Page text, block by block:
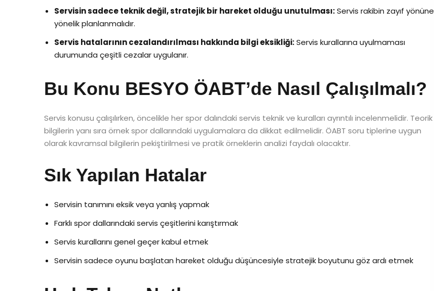
Servisin sadece teknik değil, stratejik bir hareket olduğu unutulması:Servis rakibin zayıf yönüne
yönelik planlanmalıdır.
Servis hatalarının cezalandırılması hakkında bilgi eksikliği:Servis kurallarına uyulmaması
durumunda çeşitli cezalar uygulanır.
Bu Konu BESYO ÖABT’de Nasıl Çalışılmalı?
Servis konusu çalışılırken, öncelikle her spor dalındaki servis teknik ve kuralları ayrıntılı incelenmelidir. Teorik
bilgilerin yanı sıra örnek spor dallarındaki uygulamalara da dikkat edilmelidir. ÖABT soru tiplerine uygun
olarak kavramsal bilgilerin pekiştirilmesi ve pratik örneklerin analizi faydalı olacaktır.
Sık Yapılan Hatalar
Servisin tanımını eksik veya yanlış yapmak
Farklı spor dallarındaki servis çeşitlerini karıştırmak
Servis kurallarını genel geçer kabul etmek
Servisin sadece oyunu başlatan hareket olduğu düşüncesiyle stratejik boyutunu göz ardı etmek